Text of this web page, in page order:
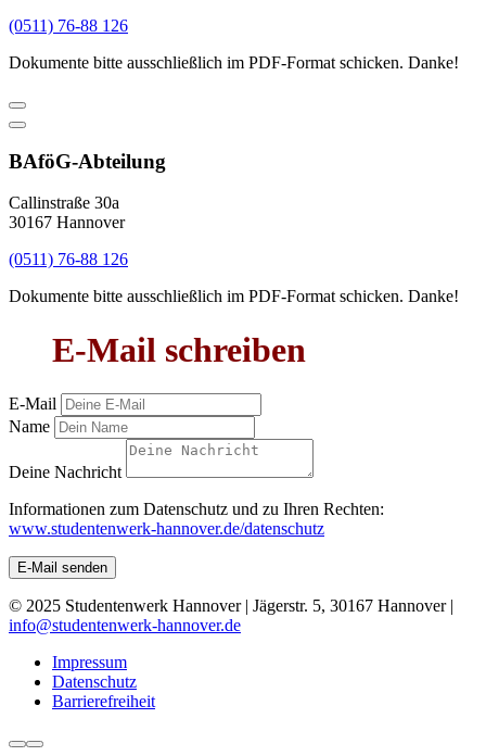
(0511) 76-88 126
Dokumente bitte ausschließlich im PDF-Format schicken. Danke!
BAföG-Abteilung
Callinstraße 30a
30167 Hannover
(0511) 76-88 126
Dokumente bitte ausschließlich im PDF-Format schicken. Danke!
E-Mail schreiben
E-Mail
Name
Deine Nachricht
Informationen zum Datenschutz und zu Ihren Rechten:
www.studentenwerk-hannover.de/datenschutz
E-Mail senden
© 2025 Studentenwerk Hannover | Jägerstr. 5, 30167 Hannover |
info@studentenwerk-hannover.de
Impressum
Datenschutz
Barrierefreiheit